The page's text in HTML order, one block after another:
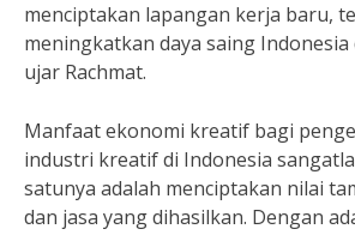
menciptakan lapangan kerja baru,
meningkatkan daya saing Indonesia
ujar Rachmat.
Manfaat ekonomi kreatif bagi
industri kreatif di Indonesia
satunya adalah menciptakan nilai
dan jasa yang dihasilkan. Dengan